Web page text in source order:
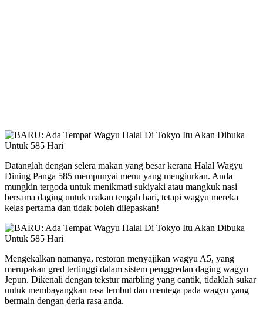
Datanglah dengan selera makan yang besar kerana Halal Wagyu
Dining Panga 585 mempunyai menu yang mengiurkan. Anda
mungkin tergoda untuk menikmati sukiyaki atau mangkuk nasi
bersama daging untuk makan tengah hari, tetapi wagyu mereka
kelas pertama dan tidak boleh dilepaskan!
Mengekalkan namanya, restoran menyajikan wagyu A5, yang
merupakan gred tertinggi dalam sistem penggredan daging wagyu
Jepun. Dikenali dengan tekstur marbling yang cantik, tidaklah sukar
untuk membayangkan rasa lembut dan mentega pada wagyu yang
bermain dengan deria rasa anda.